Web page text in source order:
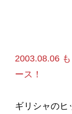
2003.08.06
ース！
ギリシャのヒ